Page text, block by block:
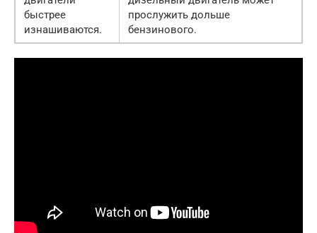
быстрее
изнашиваются.
прослужить дольше
бензинового.